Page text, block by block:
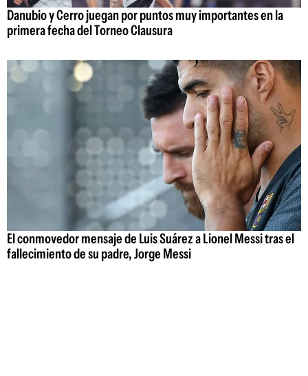
Danubio y Cerro juegan por puntos muy importantes en la
primera fecha del Torneo Clausura
El conmovedor mensaje de Luis Suárez a Lionel Messi tras el
fallecimiento de su padre, Jorge Messi